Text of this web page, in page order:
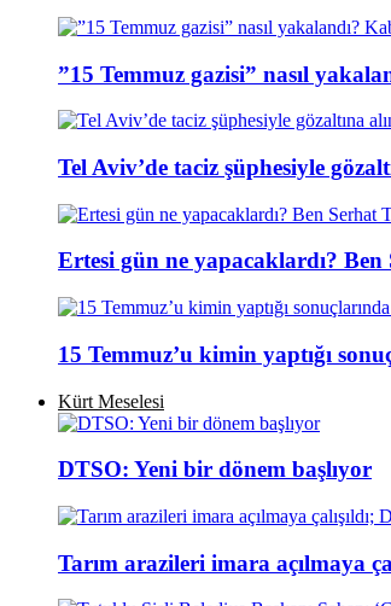
”15 Temmuz gazisi” nasıl
Tel Aviv’de taciz şüphesiyle
Ertesi gün ne yapacaklardı?
15 Temmuz’u kimin yaptığı
Kürt Meselesi
DTSO: Yeni bir dönem başlıyor
Tarım arazileri imara açılmaya